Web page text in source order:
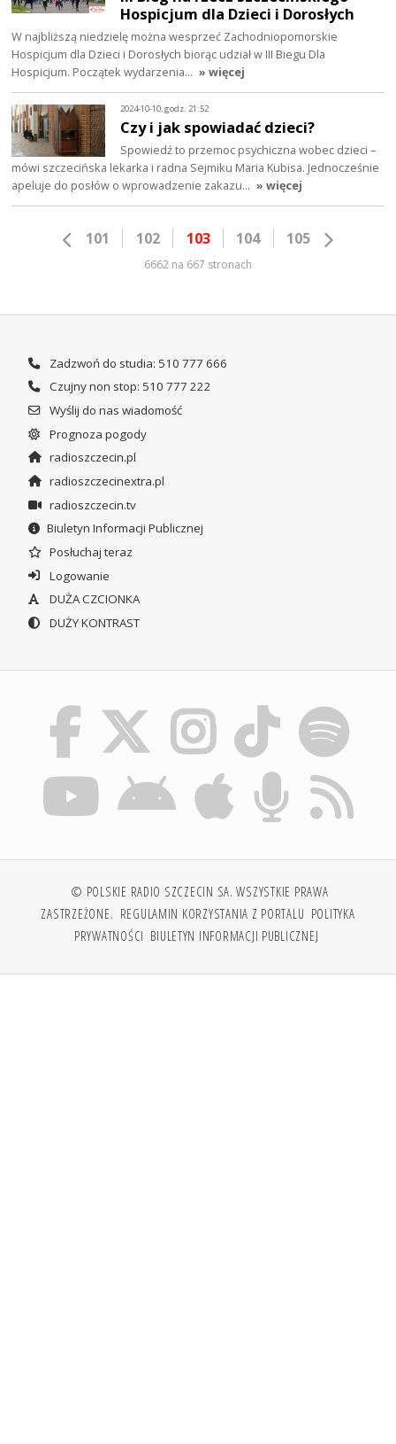
Hospicjum dla Dzieci i Dorosłych
W najbliższą niedzielę można wesprzeć Zachodniopomorskie
Hospicjum dla Dzieci i Dorosłych biorąc udział w III Biegu Dla
Hospicjum. Początek wydarzenia… » więcej
2024-10-10, godz. 21:52
Czy i jak spowiadać dzieci?
Spowiedź to przemoc psychiczna wobec dzieci –
mówi szczecińska lekarka i radna Sejmiku Maria Kubisa. Jednocześnie
apeluje do posłów o wprowadzenie zakazu… » więcej
101 102 103 104 105
6662 na 667 stronach
Zadzwoń do studia: 510 777 666
Czujny non stop: 510 777 222
Wyślij do nas wiadomość
Prognoza pogody
radioszczecin.pl
radioszczecinextra.pl
radioszczecin.tv
Biuletyn Informacji Publicznej
Posłuchaj teraz
Logowanie
DUŻA CZCIONKA
DUŻY KONTRAST
© POLSKIE RADIO SZCZECIN SA. WSZYSTKIE PRAWA
ZASTRZEŻONE. REGULAMIN KORZYSTANIA Z PORTALU POLITYKA
PRYWATNOŚCI BIULETYN INFORMACJI PUBLICZNEJ